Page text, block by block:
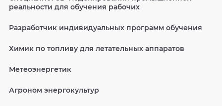
реальности для обучения рабочих
Разработчик индивидуальных программ обучения
Химик по топливу для летательных аппаратов
Метеоэнергетик
Агроном энергокультур